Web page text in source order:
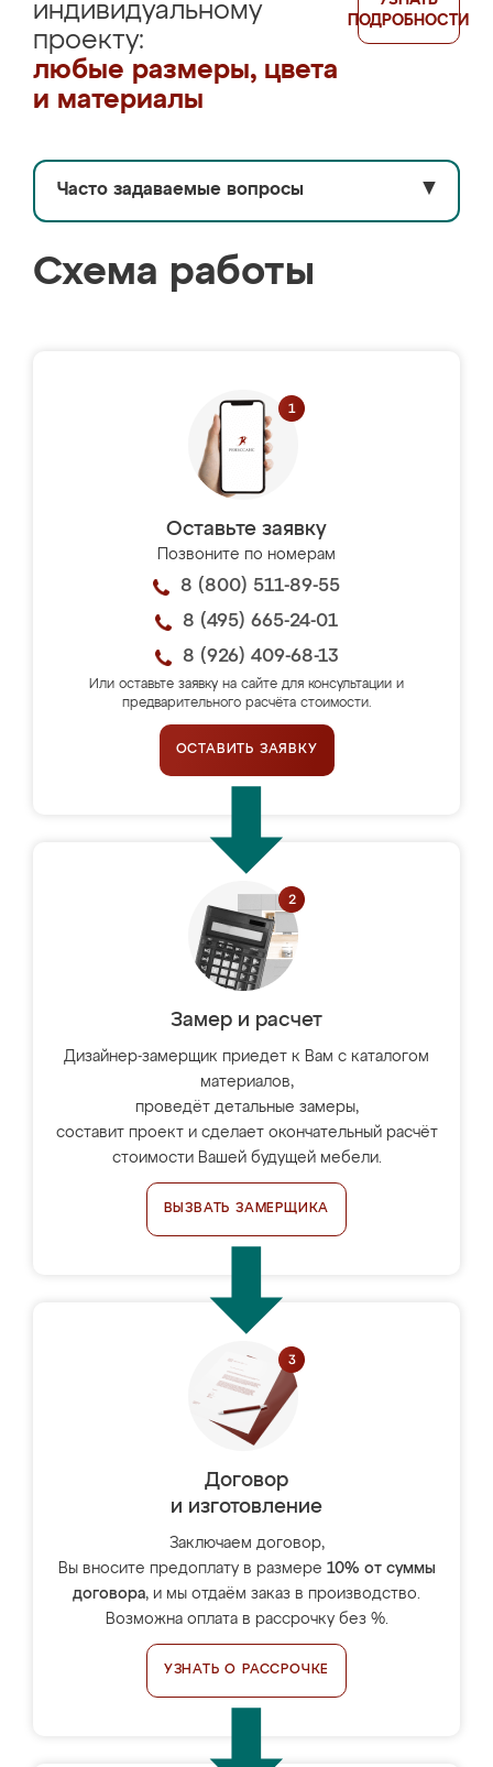
индивидуальному
проекту:
любые размеры, цвета
и материалы
ПОДРОБНОСТИ
Часто задаваемые вопросы ▼
Схема работы
Оставьте заявку
Позвоните по номерам
8 (800) 511-89-55
8 (495) 665-24-01
8 (926) 409-68-13
Или оставьте заявку на сайте для консультации и
предварительного расчёта стоимости.
ОСТАВИТЬ ЗАЯВКУ
Замер и расчет
Дизайнер-замерщик приедет к Вам с каталогом
материалов,
проведёт детальные замеры,
составит проект и сделает окончательный расчёт
стоимости Вашей будущей мебели.
ВЫЗВАТЬ ЗАМЕРЩИКА
Договор
и изготовление
Заключаем договор,
Вы вносите предоплату в размере 10% от суммы
договора, и мы отдаём заказ в производство.
Возможна оплата в рассрочку без %.
УЗНАТЬ О РАССРОЧКЕ